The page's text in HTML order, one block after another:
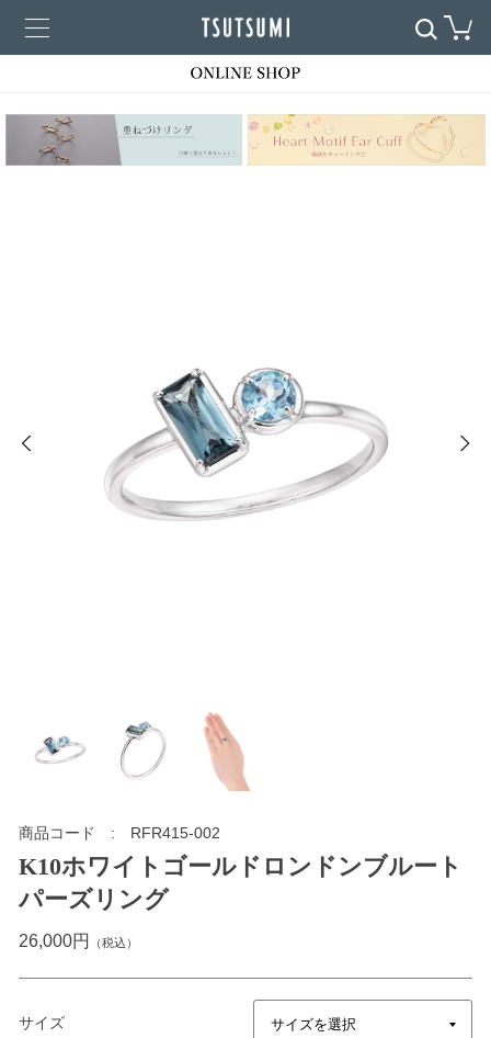
商品コード RFR415-002
K10ホワイトゴールドロンドンブルート
パーズリング
26,000円 （税込）
サイズ